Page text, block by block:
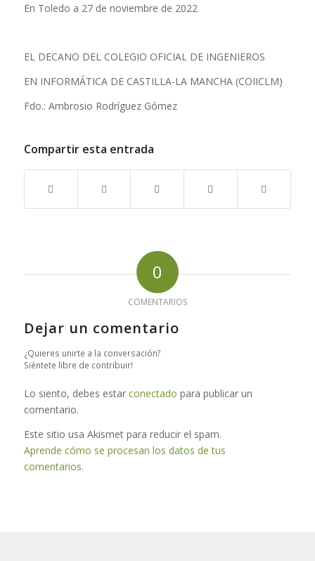
En Toledo a 27 de noviembre de 2022
EL DECANO DEL COLEGIO OFICIAL DE INGENIEROS
EN INFORMÁTICA DE CASTILLA-LA MANCHA (COIICLM)
Fdo.: Ambrosio Rodríguez Gómez
Compartir esta entrada
0
COMENTARIOS
Dejar un comentario
¿Quieres unirte a la conversación?
Siéntete libre de contribuir!
Lo siento, debes estar conectado para publicar un
comentario.
Este sitio usa Akismet para reducir el spam.
Aprende cómo se procesan los datos de tus
comentarios.